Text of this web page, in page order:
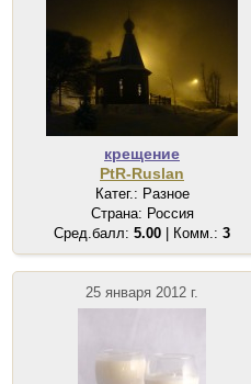
крещение
PtR-Ruslan
Катег.: Разное
Страна: Россия
Сред.балл: 5.00 | Комм.: 3
25 января 2012 г.